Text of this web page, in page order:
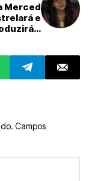
Merced
e
a
of
the Dead
Campos